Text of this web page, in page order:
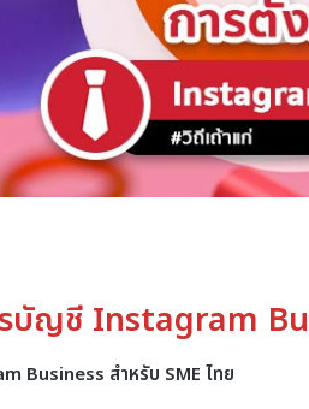
รบัญชี Instagram
Business สำหรับ SME ไทย